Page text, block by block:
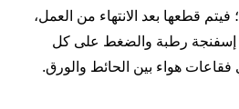
قطعها بعد الانتهاء من العمل،
إسفنجة رطبة والضغط على كل
فقاعات هواء بين الحائط والورق.